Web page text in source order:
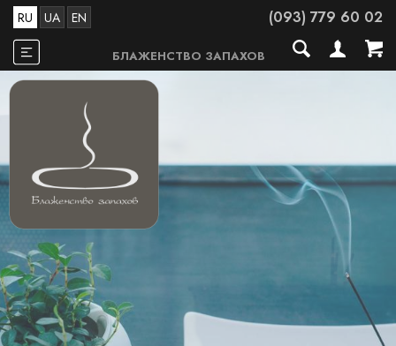
RU UA EN (093) 779 60 02
БЛАЖЕНСТВО ЗАПАХОВ